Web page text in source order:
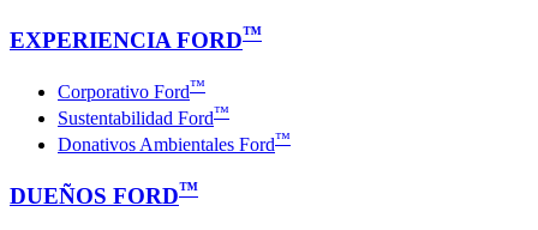
EXPERIENCIA FORD™
Corporativo Ford™
Sustentabilidad Ford™
Donativos Ambientales Ford™
DUEÑOS FORD™